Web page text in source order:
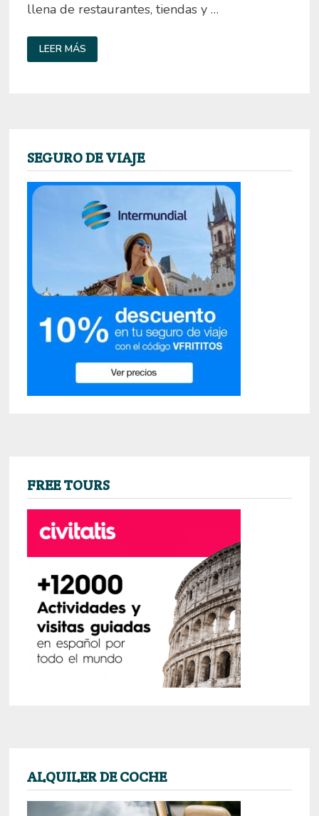
llena de restaurantes, tiendas y …
QUÉ
VER
EN
LEER MÁS
SEGURO DE VIAJE
FREE TOURS
ALQUILER DE COCHE